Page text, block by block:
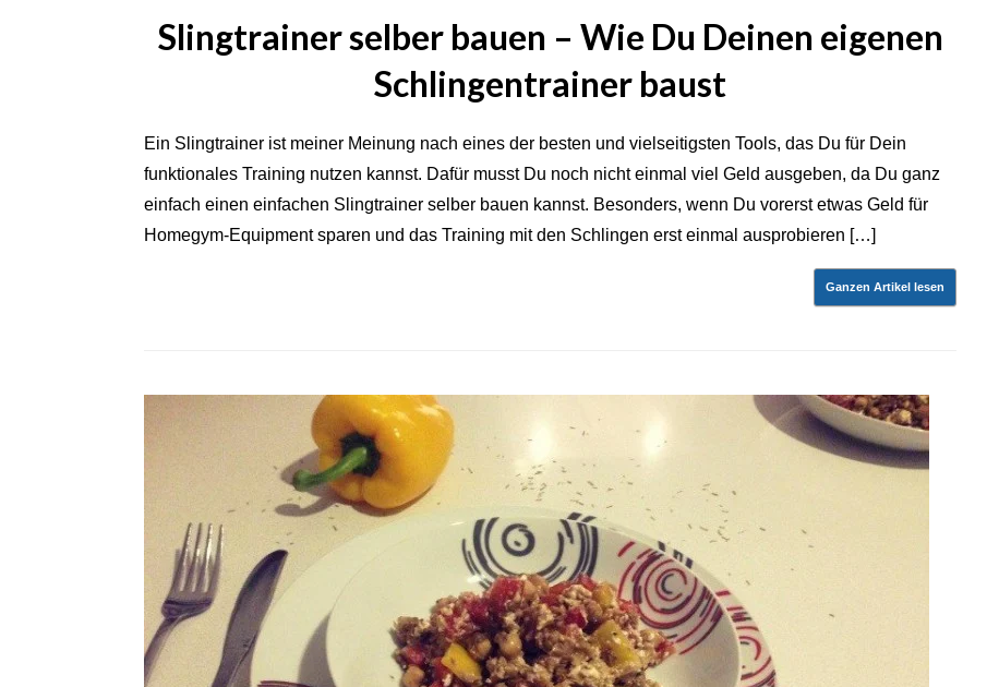
Slingtrainer selber bauen – Wie Du Deinen eigenen
Schlingentrainer baust
Ein Slingtrainer ist meiner Meinung nach eines der besten und vielseitigsten Tools, das Du für Dein
funktionales Training nutzen kannst. Dafür musst Du noch nicht einmal viel Geld ausgeben, da Du ganz
einfach einen einfachen Slingtrainer selber bauen kannst. Besonders, wenn Du vorerst etwas Geld für
Homegym-Equipment sparen und das Training mit den Schlingen erst einmal ausprobieren […]
Ganzen Artikel lesen